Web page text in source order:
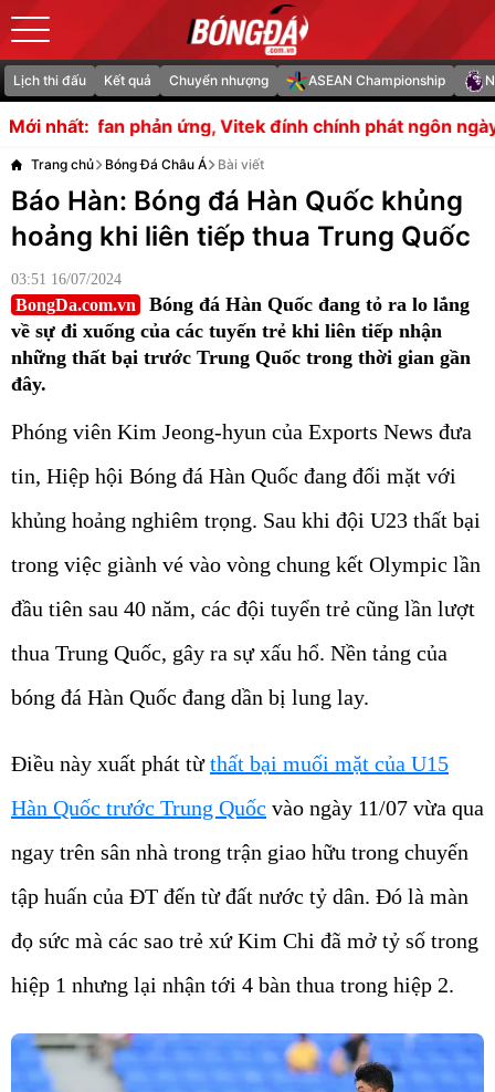
Lịch thi đấu Kết quả Chuyển nhượng ASEAN Championship
Mới nhất:
ứng, Vitek đính chính phát ngôn ngày rời MU Real
Trang chủ Bóng Đá Châu Á Bài viết
Báo Hàn: Bóng đá Hàn Quốc khủng
hoảng khi liên tiếp thua Trung Quốc
03:51 16/07/2024
BongDa.com.vn
Bóng đá Hàn Quốc đang tỏ ra lo lắng
về sự đi xuống của các tuyến trẻ khi liên tiếp nhận
những thất bại trước Trung Quốc trong thời gian gần
đây.
Phóng viên Kim Jeong-hyun của Exports News đưa
tin, Hiệp hội Bóng đá Hàn Quốc đang đối mặt với
khủng hoảng nghiêm trọng. Sau khi đội U23 thất bại
trong việc giành vé vào vòng chung kết Olympic lần
đầu tiên sau 40 năm, các đội tuyển trẻ cũng lần lượt
thua Trung Quốc, gây ra sự xấu hổ. Nền tảng của
bóng đá Hàn Quốc đang dần bị lung lay.
Điều này xuất phát từthất bại muối mặt của U15
Hàn Quốc trước Trung Quốc vào ngày 11/07 vừa qua
ngay trên sân nhà trong trận giao hữu trong chuyến
tập huấn của ĐT đến từ đất nước tỷ dân. Đó là màn
đọ sức mà các sao trẻ xứ Kim Chi đã mở tỷ số trong
hiệp 1 nhưng lại nhận tới 4 bàn thua trong hiệp 2.